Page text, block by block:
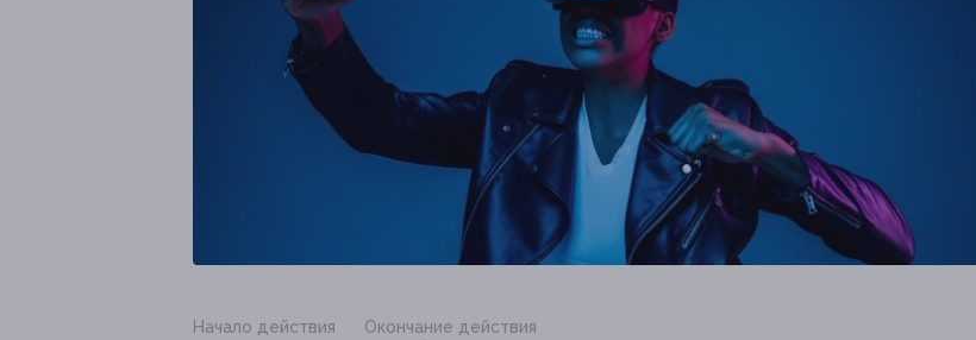
Начало действия
Окончание действия